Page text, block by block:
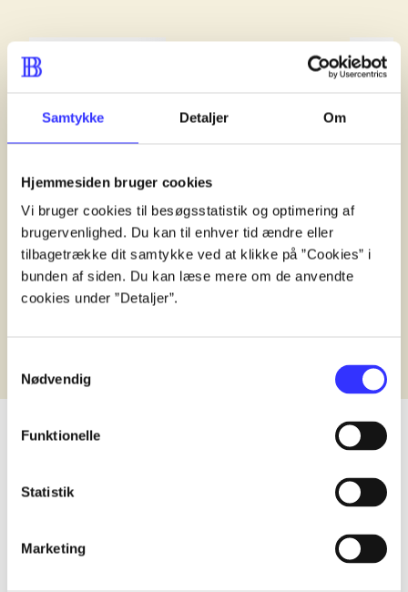
Samtykke Detaljer Om
Hjemmesiden bruger cookies
Vi bruger cookies til besøgsstatistik og optimering af
brugervenlighed. Du kan til enhver tid ændre eller
tilbagetrække dit samtykke ved at klikke på ”Cookies” i
bunden af siden. Du kan læse mere om de anvendte
cookies under ”Detaljer”.
Nødvendig
Funktionelle
Statistik
Marketing
lorem ipsum dolor sit amet ...
lorem ipsum dolor sit amet ...
Anmeldt i
title1
lorem ipsum dolor sit amet ...
Værkerne er grupperet efter ældste registrerede
Værkerne er grupperet efter ældste registrerede
Udgivet i undefined
Værkerne er grupperet efter ældste registrerede